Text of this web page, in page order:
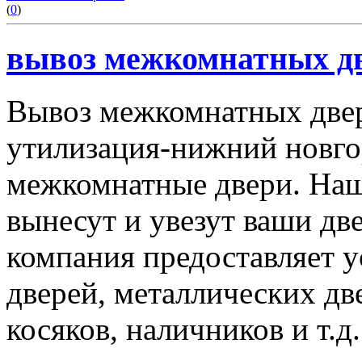
(0)
вывоз межкомнатных
Вывоз межкомнатных
утилизация-нижний
межкомнатные двери.
вынесут и увезут ваши
компания предоставляет
дверей, металлических
косяков, наличников и т.д.